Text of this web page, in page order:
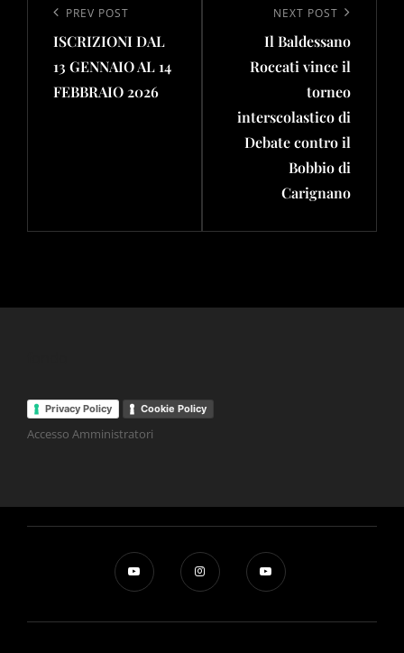
articoli
Previous
Post
PREV POST
ISCRIZIONI DAL
13 GENNAIO AL 14
FEBBRAIO 2026
NEXT POST
Il Baldessano
Roccati vince il
torneo
interscolastico di
Debate contro il
Bobbio di
Carignano
Privacy Policy Cookie Policy
Accesso Amministratori